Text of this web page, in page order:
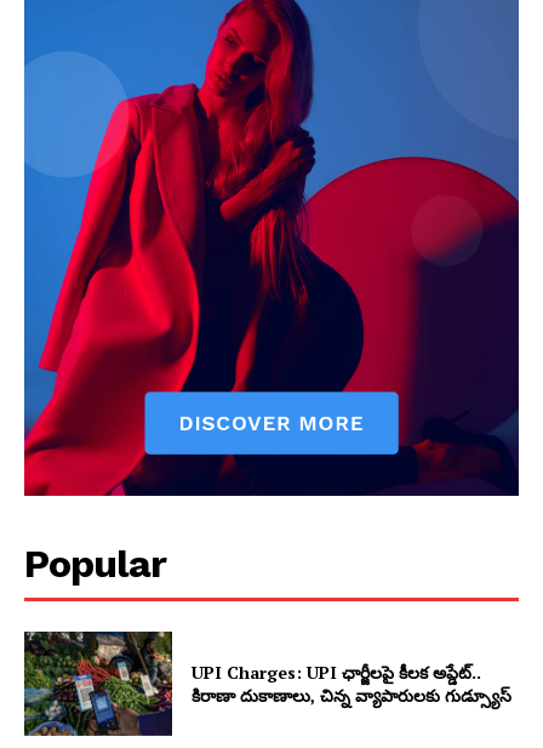
Popular
UPI Charges: UPI ఛార్జీలపై కీలక అప్డేట్..
కిరాణా దుకాణాలు, చిన్న వ్యాపారులకు గుడ్స్యూస్